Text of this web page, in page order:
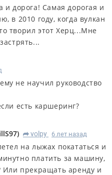
и дорога! Самая дорогая и
в 2010 году, когда вулкан
творил этот Херц...Мне
не научил руководство
есть каршеринг?
) R volpy 6 лет назад
на лыжах покататься и
платить за машину,
Или прекращать аренду и